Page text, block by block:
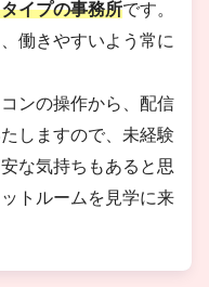
イプの事務所です。
働きやすいよう常に
ンの操作から、配信
しますので、未経験
な気持ちもあると思
トルームを見学に来